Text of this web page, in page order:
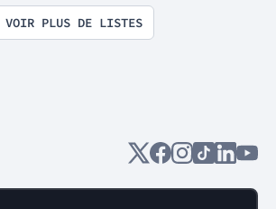
VOIR PLUS DE LISTES